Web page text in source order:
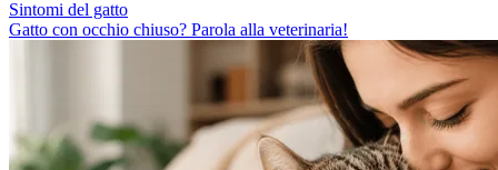
Sintomi del gatto
Gatto con occhio chiuso? Parola alla veterinaria!